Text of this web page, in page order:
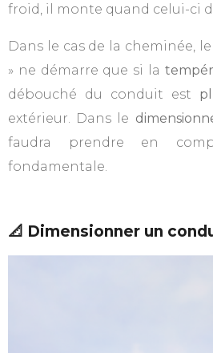
froid, il monte quand celui-ci
Dans le cas de la cheminée,
» ne démarre que si la
débouché du conduit est
extérieur. Dans le
faudra prendre en
fondamentale.
📐 Dimensionner un